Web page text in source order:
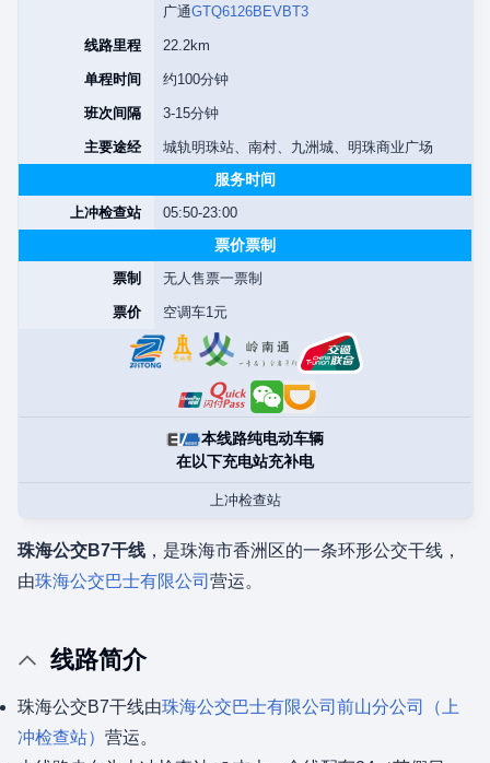
广通GTQ6126BEVBT3
线路里程 22.2km
单程时间 约100分钟
班次间隔 3-15分钟
主要途经 城轨明珠站、南村、九洲城、明珠商业广场
服务时间
上冲检查站 05:50-23:00
票价票制
票制 无人售票一票制
票价 空调车1元
本线路纯电动车辆
在以下充电站充补电
上冲检查站
珠海公交B7干线 ，是珠海市香洲区的一条环形公交干线，
由珠海公交巴士有限公司 营运。
线路简介
珠海公交B7干线由珠海公交巴士有限公司 前山分公司（上
冲检查站） 营运。